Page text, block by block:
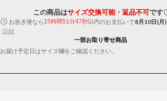
この商品はサイズ交換可能・返品不可です
お急ぎ便なら 15時間51分46秒以内のお支払いで8月10日(月)
詳細
一部お取り寄せ商品
お届け予定日はサイズ欄をご確認ください。